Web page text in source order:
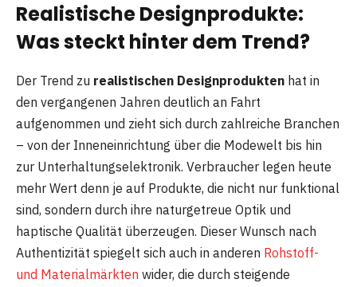
Realistische Designprodukte:
Was steckt hinter dem Trend?
Der Trend zu realistischen Designprodukten hat in
den vergangenen Jahren deutlich an Fahrt
aufgenommen und zieht sich durch zahlreiche Branchen
– von der Inneneinrichtung über die Modewelt bis hin
zur Unterhaltungselektronik. Verbraucher legen heute
mehr Wert denn je auf Produkte, die nicht nur funktional
sind, sondern durch ihre naturgetreue Optik und
haptische Qualität überzeugen. Dieser Wunsch nach
Authentizität spiegelt sich auch in anderen Rohstoff-
und Materialmärkten wider, die durch steigende